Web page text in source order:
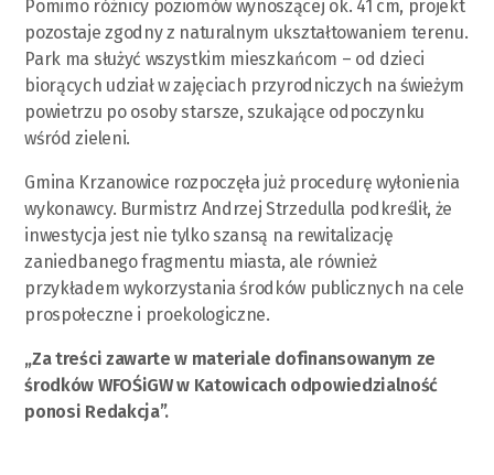
Pomimo różnicy poziomów wynoszącej ok. 41 cm, projekt
pozostaje zgodny z naturalnym ukształtowaniem terenu.
Park ma służyć wszystkim mieszkańcom – od dzieci
biorących udział w zajęciach przyrodniczych na świeżym
powietrzu po osoby starsze, szukające odpoczynku
wśród zieleni.
Gmina Krzanowice rozpoczęła już procedurę wyłonienia
wykonawcy. Burmistrz Andrzej Strzedulla podkreślił, że
inwestycja jest nie tylko szansą na rewitalizację
zaniedbanego fragmentu miasta, ale również
przykładem wykorzystania środków publicznych na cele
prospołeczne i proekologiczne.
„Za treści zawarte w materiale dofinansowanym ze
środków WFOŚiGW w Katowicach odpowiedzialność
ponosi Redakcja”.